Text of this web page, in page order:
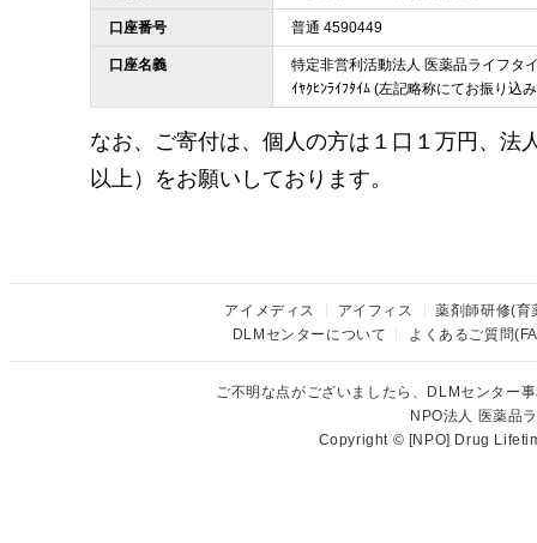
口座番号 普通 4590449
口座名義
特定非営利活動法人 医薬品ライフタ
ｲﾔｸﾋﾝﾗｲﾌﾀｲﾑ (左記略称にてお振り込
なお、ご寄付は、個人の方は１口１万円、法
以上）をお願いしております。
アイメディス アイフィス
薬剤師研修(育
DLMセンターについて
よくあるご質問
ご不明な点がございましたら、DLMセンター
NPO法人 医薬品
Copyright © [NPO] Drug